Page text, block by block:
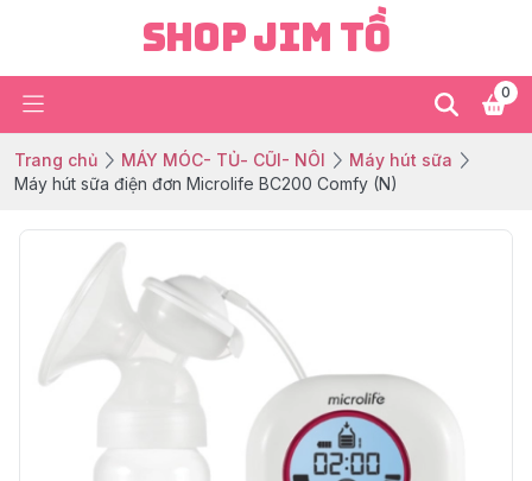
Shop Jim Tồ
0
Trang chủ MÁY MÓC- TỦ- CŨI- NÔI
Máy hút sữa
Máy hút sữa điện đơn Microlife BC200 Comfy (N)